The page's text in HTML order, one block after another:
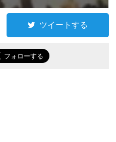
ツイートする